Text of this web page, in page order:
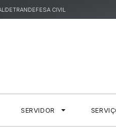
DETRANDEFESA CIVIL
SERVIDOR